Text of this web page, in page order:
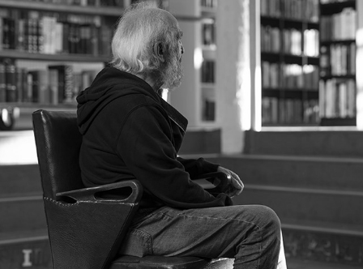
WONINGEN VINDEN - 'T KAN
OOK ANDERS